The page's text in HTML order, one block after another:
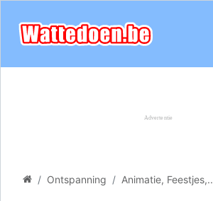
Ontspanning Animatie, Feestjes,..